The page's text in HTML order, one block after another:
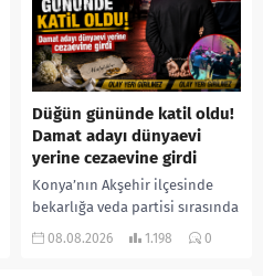
aştığı belirtilirken, sağlık...
Düğün gününde katil oldu!
Damat adayı dünyaevi
yerine cezaevine girdi
Konya’nın Akşehir ilçesinde
bekarlığa veda partisi sırasında
çıkan kavgada bir kişi hayatını
08.08.2026 1.198 0